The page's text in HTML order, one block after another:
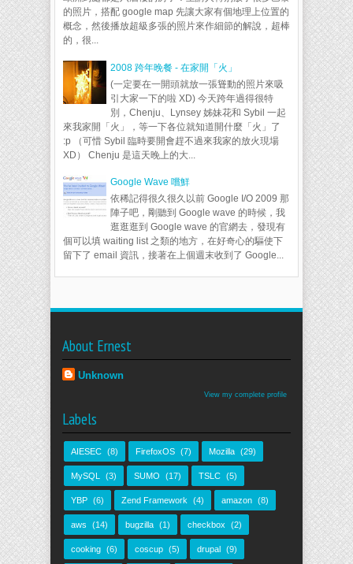
的照片，搭配 google map 先讓大家有個地理上位置的
概念，然後播放超級多張的照片來作細節的解說，超棒
的，很...
2008 跨年晚餐 - 在家開「火」
(一定要在一開頭就放一張聳動的照片來吸
引大家一下的啦 XD) 今天跨年過得很特
別，Chenju、Lynsey 姊妹花和 Sybil 一起
來我家開「火」，等一下各位就知道開什麼「火」了
:p （可惜 Sybil 臨時要開會趕不過來我家的放火現場
XD） Chenju 是這天晚上的大...
Google Wave 嚐鮮
依稀記得很久很久以前 Google I/O 2009 那
陣子吧，剛聽到 Google wave 的時候，我
逛逛逛到 Google wave 的官網去，發現有
個可以填 waiting list 之類的地方，在好奇心的驅使下
留下了 email 資訊，接著在上個週末收到了 Google...
About Ernest
Unknown
View my complete profile
Labels
AIESEC (8) FirefoxOS (7) Mozilla (29)
MySQL (3) SUMO (17) TSLC (5)
YBP (6) Zend Framework (4) amazon (8)
aws (14) bugzilla (1) checkbox (2)
cooking (6) coscup (5) drupal (9)